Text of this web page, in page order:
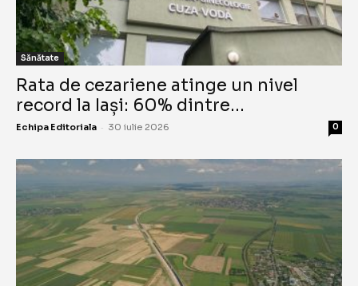
Sănătate
Rata de cezariene atinge un nivel
record la Iași: 60% dintre...
Echipa Editoriala - 30 iulie 2026 0